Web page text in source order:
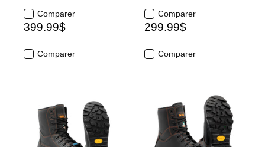
Comparer
399.99$
Comparer
Comparer
299.99$
Comparer